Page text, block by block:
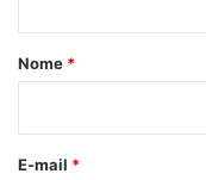
r
*
Nome *
E-mail *